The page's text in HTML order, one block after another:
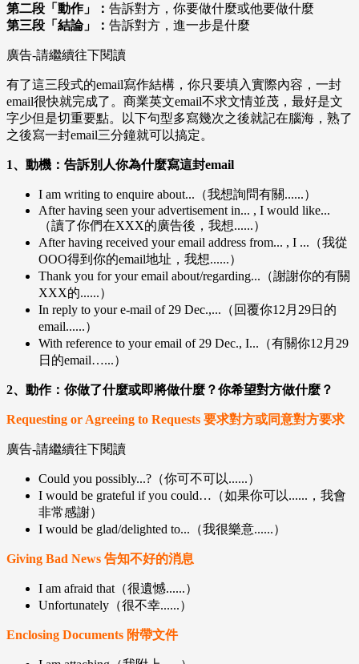
第二段「動作」： 告訴對方，你要做什麼或他要做什麼
第三段「結論」： 告訴對方，進一步是什麼
廣告-請繼續往下閱讀
有了這三段式的email寫作結構，你只要填入實際內容，一封
email很快就完成了。商業英文email不求文情並茂，最好是文
字少但是切重要點。以下句型多寫幾次之後就記在腦海，熟了
之後寫一封email三分鐘就可以搞定。
1、動機：告訴別人你為什麼寫這封email
I am writing to enquire about...（我想詢問有關......）
After having seen your advertisement in... , I would like...
（讀了你們在XXX的廣告後，我想......）
After having received your email address from... , I ...（我從
OOO得到你的email地址，我想......）
Thank you for your email about/regarding...（謝謝你的有關
XXX的......）
In reply to your e-mail of 29 Dec.,...（回覆你12月29日的
email......）
With reference to your email of 29 Dec., I...（有關你12月29
日的email…...）
2、動作：你做了什麼或即將做什麼？你希望對方做什麼？
Requesting or Agreeing to Requests 要求對方或同意對方要求
廣告-請繼續往下閱讀
Could you possibly...?（你可不可以......）
I would be grateful if you could…（如果你可以......，我會
非常感謝）
I would be glad/delighted to...（我很樂意......）
Giving Bad News 告知不好的消息
I am afraid that（很遺憾......）
Unfortunately（很不幸......）
Enclosing Documents 附帶文件